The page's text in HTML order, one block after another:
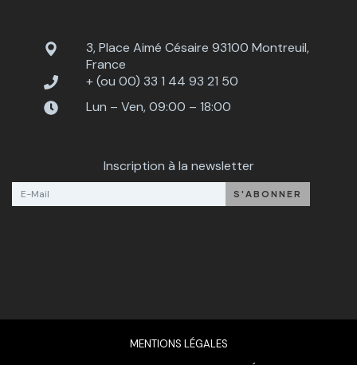
3, Place Aimé Césaire 93100 Montreuil,
France
+ (ou 00) 33 1 44 93 21 50
Lun – Ven, 09:00 – 18:00
Inscription à la newsletter
MENTIONS LÉGALES